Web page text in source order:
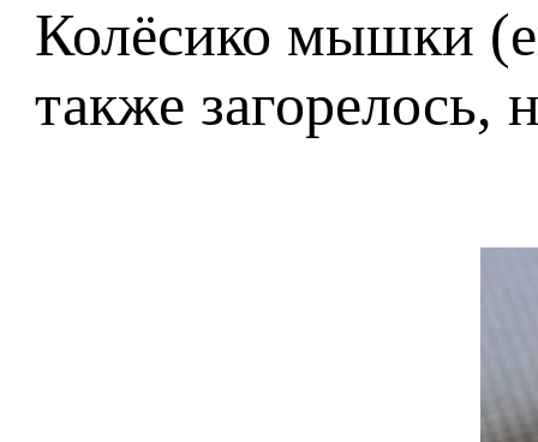
Колёсико мышки
также